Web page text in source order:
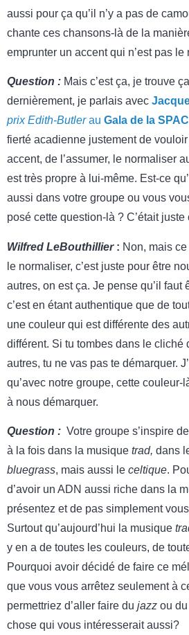
aussi pour ça qu’il n’y a pas de
chante ces chansons-là de la
emprunter un accent qui n’est pas le
Question : Mais c’est ça, je trouve
dernièrement, je parlais avec
prix Edith-Butlerau Gala de la
fierté acadienne justement de
accent, de l’assumer, le normaliser
est très propre à lui-même. Est-ce
aussi dans votre groupe ou vous
posé cette question-là ? C’était
Wilfred LeBouthillier: Non, mais
le normaliser, c’est juste pour être
autres, on est ça. Je pense qu’il faut
c’est en étant authentique que de
une couleur qui est différente des
différent. Si tu tombes dans le cliché
autres, tu ne vas pas te démarquer.
qu’avec notre groupe, cette
à nous démarquer.
Question : Votre groupe s’inspire
à la fois dans la musique trad, dans
bluegrass, mais aussi le celtique.
d’avoir un ADN aussi riche dans la
présentez et de pas simplement
Surtout qu’aujourd’hui la musique
y en a de toutes les couleurs, de
Pourquoi avoir décidé de faire ce
que vous vous arrêtez seulement à
permettriez d’aller faire du jazz ou du
chose qui vous intéresserait aussi?